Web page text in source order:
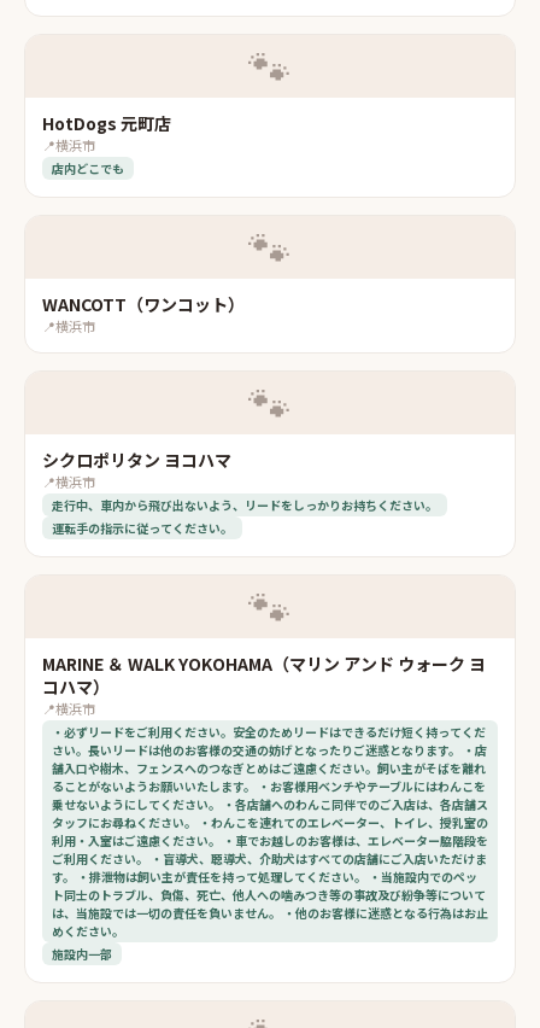
🐾
HotDogs 元町店
📍横浜市
店内どこでも
🐾
WANCOTT（ワンコット）
📍横浜市
🐾
シクロポリタン ヨコハマ
📍横浜市
走行中、車内から飛び出ないよう、リードをしっかりお持ちください。
運転手の指示に従ってください。
🐾
MARINE ＆ WALK YOKOHAMA（マリン アンド ウォーク ヨ
コハマ）
📍横浜市
・必ずリードをご利用ください。安全のためリードはできるだけ短く持ってくだ
さい。長いリードは他のお客様の交通の妨げとなったりご迷惑となります。 ・店
舗入口や樹木、フェンスへのつなぎとめはご遠慮ください。飼い主がそばを離れ
ることがないようお願いいたします。 ・お客様用ベンチやテーブルにはわんこを
乗せないようにしてください。 ・各店舗へのわんこ同伴でのご入店は、各店舗ス
タッフにお尋ねください。 ・わんこを連れてのエレベーター、トイレ、授乳室の
利用・入室はご遠慮ください。 ・車でお越しのお客様は、エレベーター脇階段を
ご利用ください。 ・盲導犬、聴導犬、介助犬はすべての店舗にご入店いただけま
す。 ・排泄物は飼い主が責任を持って処理してください。 ・当施設内でのペッ
ト同士のトラブル、負傷、死亡、他人への噛みつき等の事故及び紛争等について
は、当施設では一切の責任を負いません。 ・他のお客様に迷惑となる行為はお止
めください。
施設内一部